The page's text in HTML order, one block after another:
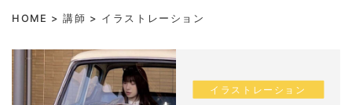
HOME >講師 > イラストレーション
イラストレーション